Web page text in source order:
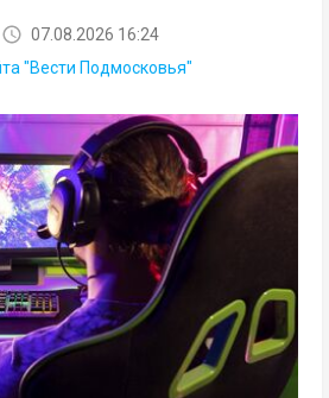
07.08.2026 16:24
"Вести Подмосковья"